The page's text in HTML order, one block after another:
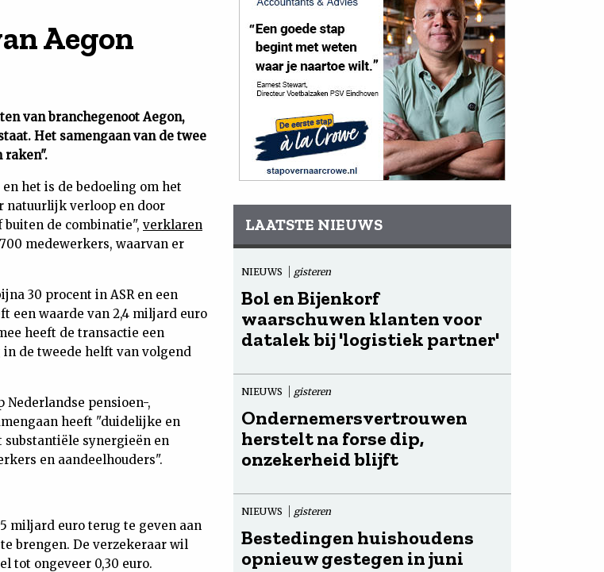
Aegon
van branchegenoot Aegon,
Het samengaan van de twee
raken".
het is de bedoeling om het
natuurlijk verloop en door
de combinatie", verklaren
medewerkers, waarvan er
30 procent in ASR en een
een waarde van 2,4 miljard euro
heeft de transactie een
de tweede helft van volgend
pensioen-,
heeft "duidelijke en
synergieën en
en aandeelhouders".
miljard euro terug te geven aan
brengen. De verzekeraar wil
tot ongeveer 0,30 euro.
LAATSTE NIEUWS
NIEUWS gisteren
Bol en Bijenkorf
waarschuwen klanten voor
datalek bij 'logistiek partner'
NIEUWS gisteren
Ondernemersvertrouwen
herstelt na forse dip,
onzekerheid blijft
NIEUWS gisteren
Bestedingen huishoudens
opnieuw gestegen in juni